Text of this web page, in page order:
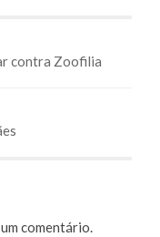
contra Zoofilia
comentário.